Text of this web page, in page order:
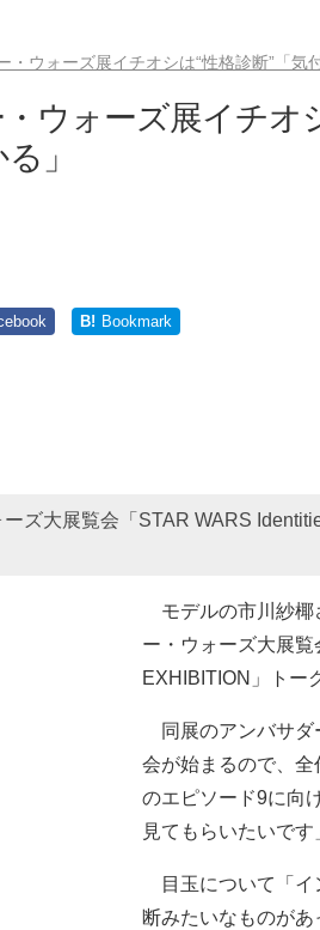
・ウォーズ展イチオシは“性格診断”「気
ウォーズ展イチオ
」
B! Bookmark
ズ大展覧会「STAR WARS
モデルの市川紗椰
ー・ウォーズ大展
EXHIBITION」トー
同展のアンバサダ
会が始まるので、
のエピソード9に向
見てもらいたいです
目玉について「イ
断みたいなものが